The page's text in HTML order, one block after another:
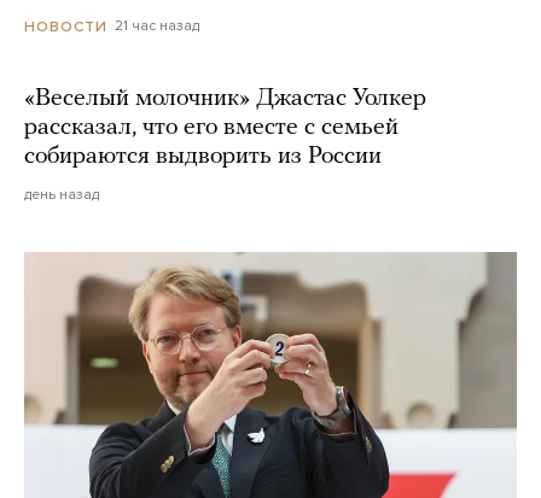
НОВОСТИ 21 час назад
«Веселый молочник» Джастас Уолкер
рассказал, что его вместе с семьей
собираются выдворить из России
день назад